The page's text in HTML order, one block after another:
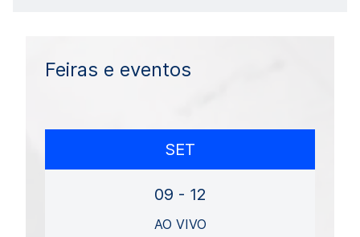
Feiras e eventos
SET
09 - 12
AO VIVO